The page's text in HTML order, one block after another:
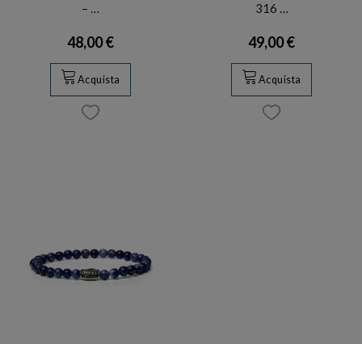
– …
48,00 €
Acquista
316 …
49,00 €
Acquista